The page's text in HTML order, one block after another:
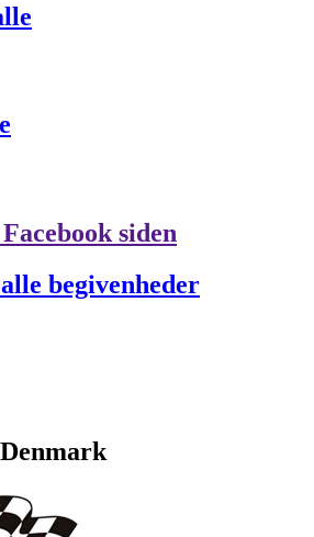
siden
begivenheder